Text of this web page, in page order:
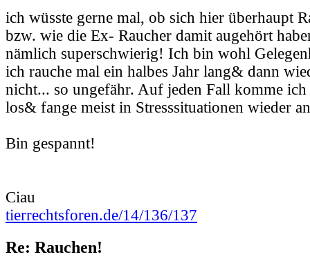
ich wüsste gerne mal, ob sich hier überhaupt
bzw. wie die Ex- Raucher damit augehört
nämlich superschwierig! Ich bin wohl
ich rauche mal ein halbes Jahr lang& dann
nicht... so ungefähr. Auf jeden Fall komme
los& fange meist in Stresssituationen wieder
Bin gespannt!
Ciau
tierrechtsforen.de/14/136/137
Re: Rauchen!